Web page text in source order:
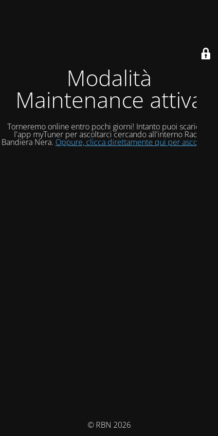
Modalità
Maintenance attiva
Torneremo online entro pochi giorni! Intanto puoi scaricare
l'app myTuner per ascoltarci cercando all'interno Radio
Bandiera Nera. Oppure, clicca direttamente qui per ascoltarci!
© RBN 2026